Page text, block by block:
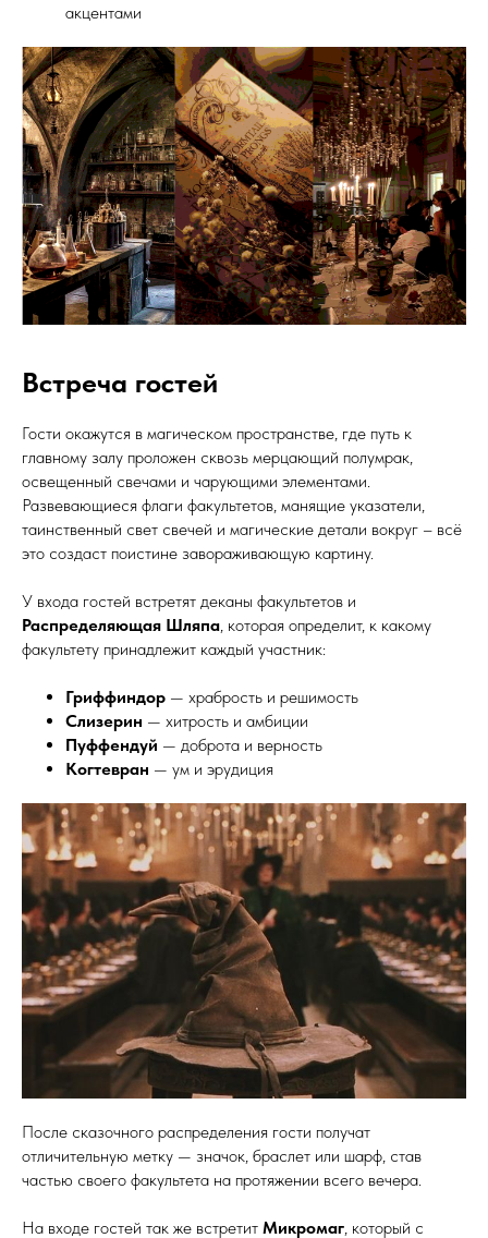
акцентами
Встреча гостей
Гости окажутся в магическом пространстве, где путь к
главному залу проложен сквозь мерцающий полумрак,
освещенный свечами и чарующими элементами.
Развевающиеся флаги факультетов, манящие указатели,
таинственный свет свечей и магические детали вокруг – всё
это создаст поистине завораживающую картину.
У входа гостей встретят деканы факультетов и
Распределяющая Шляпа, которая определит, к какому
факультету принадлежит каждый участник:
Гриффиндор — храбрость и решимость
Слизерин — хитрость и амбиции
Пуффендуй — доброта и верность
Когтевран — ум и эрудиция
После сказочного распределения гости получат
отличительную метку — значок, браслет или шарф, став
частью своего факультета на протяжении всего вечера.
На входе гостей так же встретит Микромаг, который с